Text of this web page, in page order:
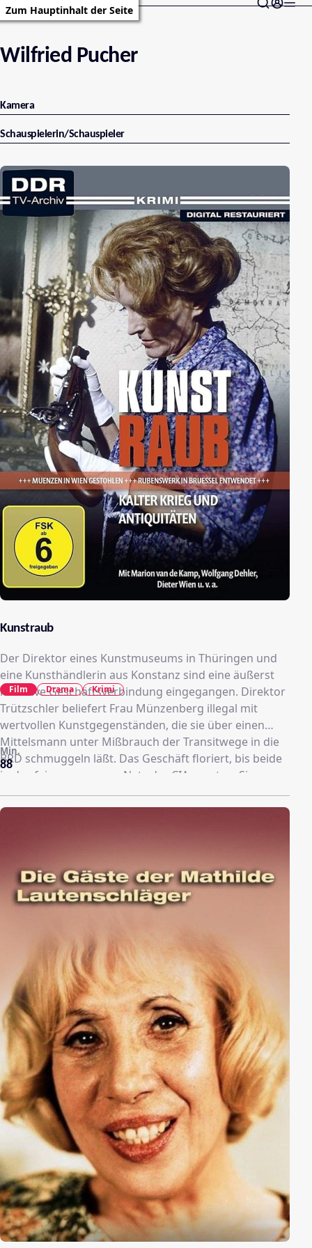
Zum Hauptinhalt der Seite
Wilfried Pucher
Kamera
Schauspielerin/Schauspieler
Kunstraub
Der Direktor eines Kunstmuseums in Thüringen und
eine Kunsthändlerin aus Konstanz sind eine äußerst
lukrative Geschäftsverbindung eingegangen. Direktor
Trützschler beliefert Frau Münzenberg illegal mit
wertvollen Kunstgegenständen, die sie über einen
Mittelsmann unter Mißbrauch der Transitwege in die
BRD schmuggeln läßt. Das Geschäft floriert, bis beide
in das feingesponnene Netz der CIA geraten. Sie
werden unter Druck gesetzt und zur Anwerbung eines
Jenaer Wissenschaftlers eingespannt. Gelingt es den
88
Min.
Film Drama Krimi